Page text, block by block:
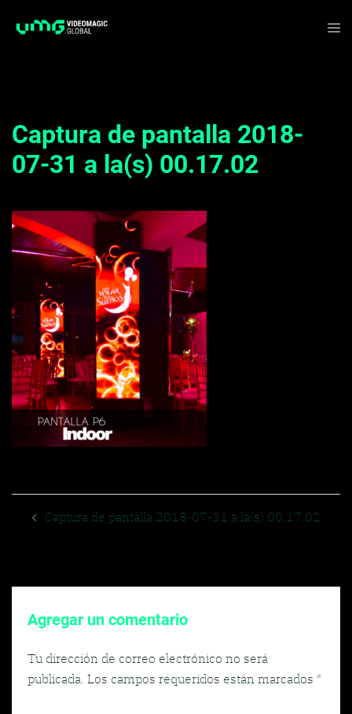
Captura de pantalla 2018-
07-31 a la(s) 00.17.02
Captura de pantalla 2018-07-31 a la(s) 00.17.02
Agregar un comentario
Tu dirección de correo electrónico no será
publicada. Los campos requeridos están marcados *